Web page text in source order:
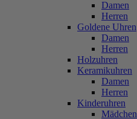
Damen
Herren
Goldene Uhren
Damen
Herren
Holzuhren
Keramikuhren
Damen
Herren
Kinderuhren
Mädchen